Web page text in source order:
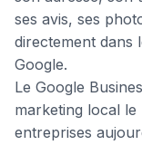
ses avis, ses
directement dans
Google.
Le Google
marketing local le
entreprises